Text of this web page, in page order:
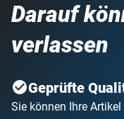
Darauf
verlassen
Geprüfte
Sie können Ihre